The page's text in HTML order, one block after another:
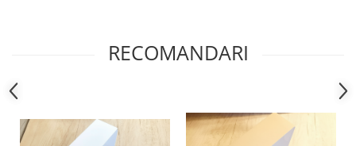
SMART-BOX: CUTII INALTE PENTRU
PRAJITURI, CU TAVITA INCLUSA
CUTII INALTE CU FEREASTRA
PENTRU PRAJITURI
RECOMANDARI